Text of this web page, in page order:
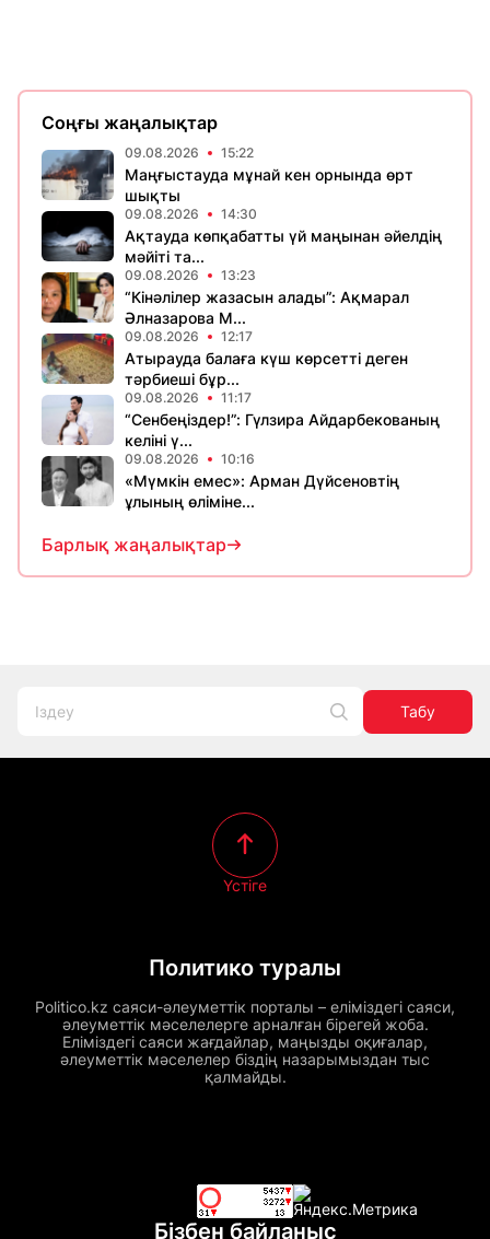
Соңғы жаңалықтар
09.08.2026 15:22
Маңғыстауда мұнай кен орнында өрт
шықты
09.08.2026 14:30
Ақтауда көпқабатты үй маңынан әйелдің
мәйіті та...
09.08.2026 13:23
“Кінәлілер жазасын алады”: Ақмарал
Әлназарова М...
09.08.2026 12:17
Атырауда балаға күш көрсетті деген
тәрбиеші бұр...
09.08.2026 11:17
“Сенбеңіздер!”: Гүлзира Айдарбекованың
келіні ү...
09.08.2026 10:16
«Мүмкін емес»: Арман Дүйсеновтің
ұлының өліміне...
Барлық жаңалықтар
Табу
Политико туралы
Politico.kz саяси-әлеуметтік порталы – еліміздегі саяси,
әлеуметтік мәселелерге арналған бірегей жоба.
Еліміздегі саяси жағдайлар, маңызды оқиғалар,
әлеуметтік мәселелер біздің назарымыздан тыс
қалмайды.
Үстіге
Бізбен байланыс